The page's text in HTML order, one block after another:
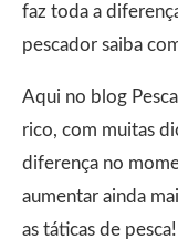
faz toda a
pescador saiba
Aqui no blog
rico, com muitas
diferença no
aumentar ainda
as táticas de pesca!